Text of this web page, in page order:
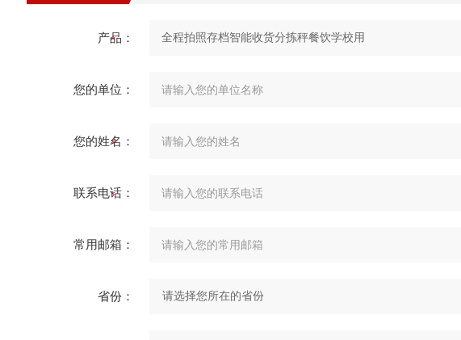
产品：
您的单位：
您的姓名：
联系电话：
常用邮箱：
省份：